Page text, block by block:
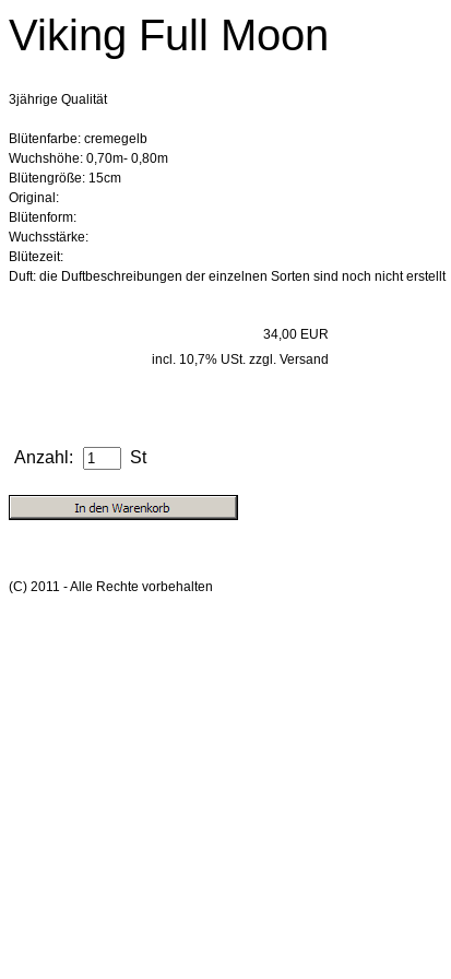
Viking Full Moon
3jährige Qualität
Blütenfarbe: cremegelb
Wuchshöhe: 0,70m- 0,80m
Blütengröße: 15cm
Original:
Blütenform:
Wuchsstärke:
Blütezeit:
Duft: die Duftbeschreibungen der einzelnen Sorten sind noch nicht erstellt
34,00 EUR
incl. 10,7% USt. zzgl. Versand
Anzahl: St
(C) 2011 - Alle Rechte vorbehalten